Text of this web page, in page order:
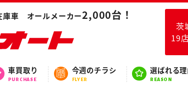
庫車 オールメーカー2,000台！
茨
19
車買取り
PURCHASE
今週のチラシ
FLYER
選ばれる
REASON